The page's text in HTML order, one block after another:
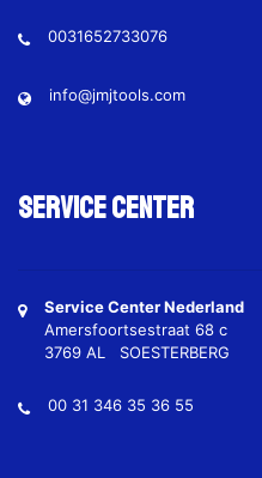
0031652733076
info@jmjtools.com
Service Center
Service Center Nederland
Amersfoortsestraat 68 c
3769 AL SOESTERBERG
00 31 346 35 36 55